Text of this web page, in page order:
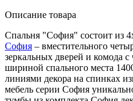
Описание товара
Спальня "София" состоит из
София – вместительного
зеркальных дверей и комода
шириной спального места
линиями декора на спинках
мебель серии София